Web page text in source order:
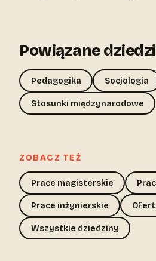
Powiązane
Pedagogika Socjologia
Stosunki międzynarodowe
ZOBACZ TEŻ
Prace magisterskie
Prace inżynierskie
Wszystkie dziedziny